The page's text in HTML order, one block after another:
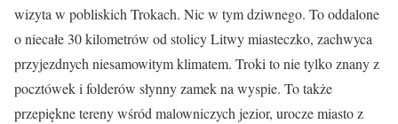
wizyta w pobliskich Trokach. Nic w tym dziwnego. To oddalone
o niecałe 30 kilometrów od stolicy Litwy miasteczko, zachwyca
przyjezdnych niesamowitym klimatem. Troki to nie tylko znany z
pocztówek i folderów słynny zamek na wyspie. To także
przepiękne tereny wśród malowniczych jezior, urocze miasto z